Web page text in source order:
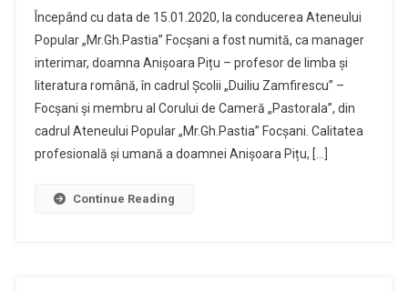
Începând cu data de 15.01.2020, la conducerea Ateneului
Popular „Mr.Gh.Pastia” Focșani a fost numită, ca manager
interimar, doamna Anișoara Pițu – profesor de limba și
literatura română, în cadrul Școlii „Duiliu Zamfirescu” –
Focșani și membru al Corului de Cameră „Pastorala”, din
cadrul Ateneului Popular „Mr.Gh.Pastia” Focșani. Calitatea
profesională și umană a doamnei Anișoara Pițu, […]
Continue Reading